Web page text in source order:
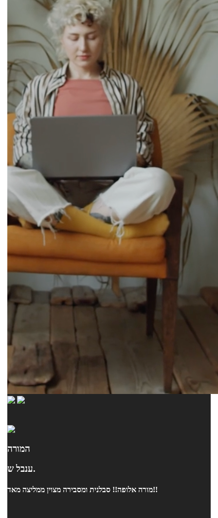
המורה
ענבל ש.
מורה אלופה!! סבלנית ומסבירה מצוין ממליצה מאד!!